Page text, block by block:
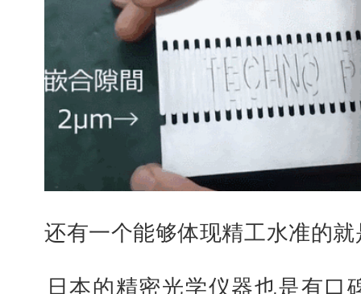
还有一个能够体现精工水准的
日本的精密光学仪器也是有口